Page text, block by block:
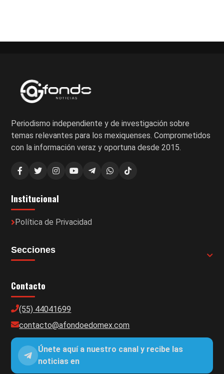
entradas
Periodismo independiente y de investigación sobre
temas relevantes para los mexiquenses. Comprometidos
con la información veraz y oportuna desde 2015.
Institucional
Política de Privacidad
Secciones
Contacto
(55) 44041699
contacto@afondoedomex.com
Únete aquí a nuestro canal y recibe las
noticias en